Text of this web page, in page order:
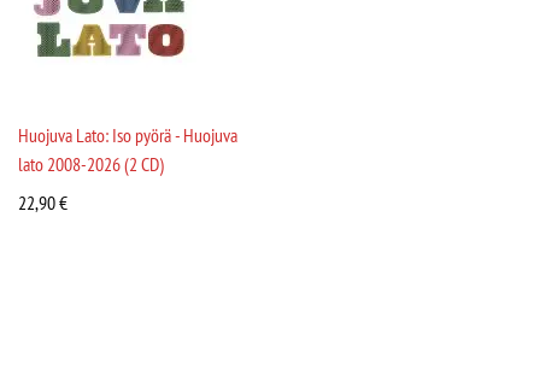
Huojuva Lato: Iso pyörä - Huojuva
lato 2008-2026 (2 CD)
22,90€